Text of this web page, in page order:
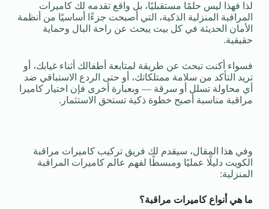
لذا فهذا ليس حلمًا مستقبليًا، بل واقع تقدمه لك كاميرات
المراقبة المنزلية الذكية، التي أصبحت جزءًا أساسيًا من أنظمة
الأمان الحديثة في كل بيت يبحث عن راحة البال وحماية
حقيقية.
فسواء أكنت تبحث عن طريقة لمتابعة أطفالك أثناء غيابك، أو
تريد التأكد من سلامة ممتلكاتك، أو حتى الردع الاستباقي ضد
أي محاولة تسلل أو سرقة — وبعبارة أخرى فإن اختيار كاميرا
مراقبة مناسبة أصبح خطوة ذكية تستحق الاستثمار.
وفي هذا المقال، سيقدم لك فريق تركيب كاميرات مراقبة
الكويت دليلًا عمليًا ومبسطًا لفهم عالم كاميرات المراقبة
المنزلية:
ما هي أنواع كاميرات مراقبة؟